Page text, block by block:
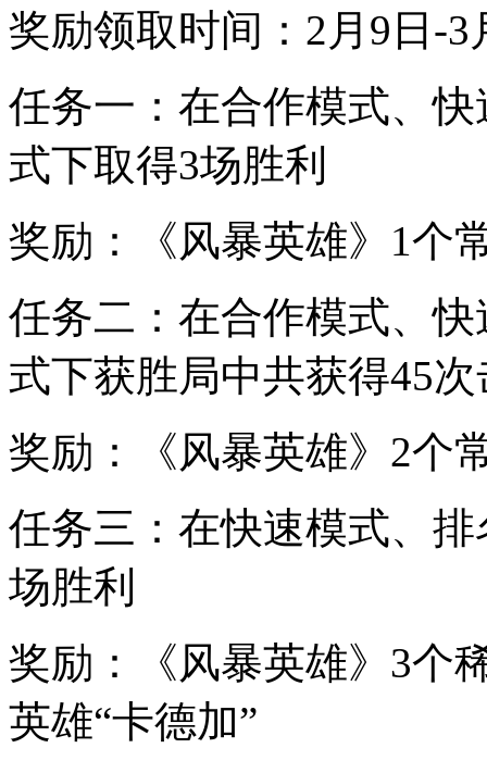
奖励领取时间：2月9日-3
任务一：在合作模式、
式下取得3场胜利
奖励：《风暴英雄》1个
任务二：在合作模式、
式下获胜局中共获得45
奖励：《风暴英雄》2个
任务三：在快速模式、
场胜利
奖励：《风暴英雄》3个
英雄“卡德加”